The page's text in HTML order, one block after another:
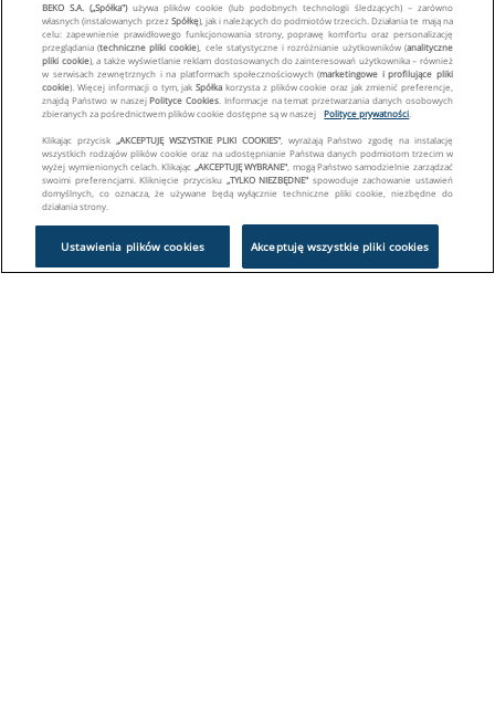
BEKO S.A. („Spółka")używa plików cookie (lub podobnych technologii śledzących) – zarówno
własnych (instalowanych przezSpółkę), jak i należących do podmiotów trzecich. Działania te mają na
celu: zapewnienie prawidłowego funkcjonowania strony, poprawę komfortu oraz personalizację
przeglądania (techniczne pliki cookie), cele statystyczne i rozróżnianie użytkowników (analityczne
pliki cookie), a także wyświetlanie reklam dostosowanych do zainteresowań użytkownika – również
w serwisach zewnętrznych i na platformach społecznościowych (marketingowe i profilujące pliki
cookie). Więcej informacji o tym, jakSpółka korzysta z plików cookie oraz jak zmienić preferencje,
znajdą Państwo w naszejPolityce Cookies . Informacje na temat przetwarzania danych osobowych
zbieranych za pośrednictwem plików cookie dostępne są w naszej
Polityce prywatności
Klikając przycisk „AKCEPTUJĘ WSZYSTKIE PLIKI COOKIES" , wyrażają Państwo zgodę na instalację
wszystkich rodzajów plików cookie oraz na udostępnianie Państwa danych podmiotom trzecim w
wyżej wymienionych celach. Klikając „AKCEPTUJĘ WYBRANE" , mogą Państwo samodzielnie zarządzać
swoimi preferencjami. Kliknięcie przycisku „TYLKO NIEZBĘDNE" spowoduje zachowanie ustawień
domyślnych, co oznacza, że używane będą wyłącznie techniczne pliki cookie, niezbędne do
działania strony.
Ustawienia plików cookies Akceptuję wszystkie pliki cookies